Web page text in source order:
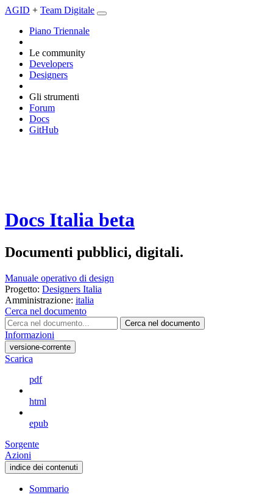
AGID + Team Digitale
Piano Triennale
Le community
Developers
Designers
Gli strumenti
Forum
Docs
GitHub
Docs Italia beta
Documenti pubblici, digitali.
Manuale operativo di design
Progetto: Designers Italia
Amministrazione: italia
Cerca nel documento
Cerca nel documento
Informazioni
versione-corrente
Scarica
pdf
html
epub
Sorgente
Azioni
indice dei contenuti
Sommario